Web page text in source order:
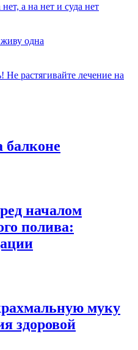
а на нет и суда нет
одна
Не растягивайте лечение на
началом
полива:
муку
здоровой